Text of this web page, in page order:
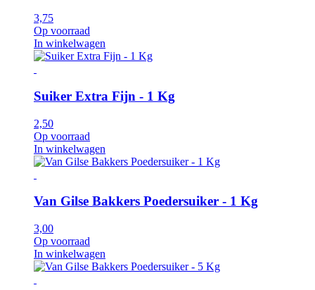
3,75
Op voorraad
In winkelwagen
Suiker Extra Fijn - 1 Kg
2,50
Op voorraad
In winkelwagen
Van Gilse Bakkers Poedersuiker - 1 Kg
3,00
Op voorraad
In winkelwagen